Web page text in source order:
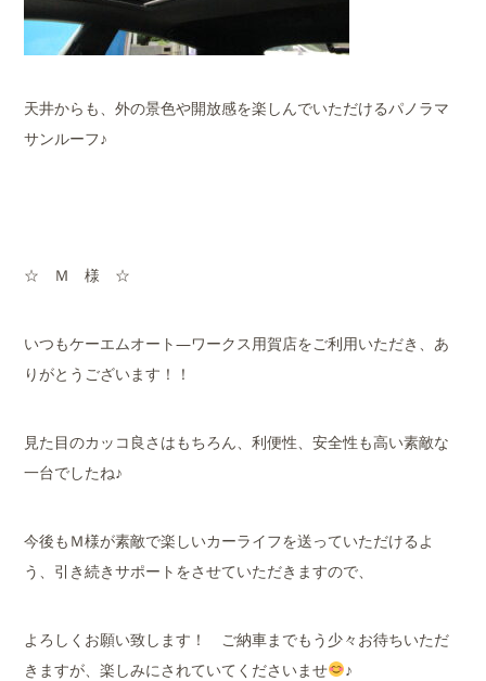
天井からも、外の景色や開放感を楽しんでいただけるパノラマ
サンルーフ♪
☆ Ｍ 様 ☆
いつもケーエムオート―ワークス用賀店をご利用いただき、あ
りがとうございます！！
見た目のカッコ良さはもちろん、利便性、安全性も高い素敵な
一台でしたね♪
今後もＭ様が素敵で楽しいカーライフを送っていただけるよ
う、引き続きサポートをさせていただきますので、
よろしくお願い致します！ ご納車までもう少々お待ちいただ
きますが、楽しみにされていてくださいませ
♪